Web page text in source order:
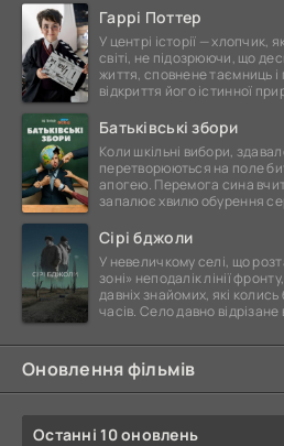
Гаррі Поттер
У центрі історії — хлопчик,
світі, не підозрюючи, що
життя, сповнене таємниць
відкриття його істинної
Батьківські збори
Коли шкільні вибори,
перетворюються на поле
апогею. Перемога сина
запалює хвилю обурення
Сірі бджоли
У невеличкому селі, що
зоні» неподалік лінії
давніх знайомих, які
часів. Село давно відрізане
Оновлення фільмів
Останні 10 оновлень